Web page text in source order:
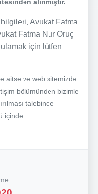
alınmıştır.
Avukat Fatma
Fatma Nur Oruç
için lütfen
aitse ve web sitemizde
bölümünden bizimle
talebinde
içinde